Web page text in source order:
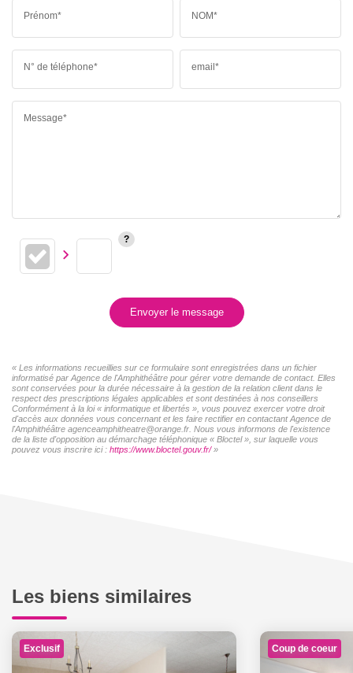
Prénom* NOM*
N° de téléphone* email*
Message*
Envoyer le message
« Les informations recueillies sur ce formulaire sont enregistrées dans un fichier
informatisé par Agence de l'Amphithéâtre pour gérer votre demande de contact. Elles
sont conservées pour la durée nécessaire à la gestion de la relation client dans le
respect des prescriptions légales applicables et sont destinées à nos conseillers
Conformément à la loi « informatique et libertés », vous pouvez exercer votre droit
d'accès aux données vous concernant et les faire rectifier en contactant Agence de
l'Amphithéâtre agenceamphitheatre@orange.fr. Nous vous informons de l'existence
de la liste d'opposition au démarchage téléphonique « Bloctel », sur laquelle vous
pouvez vous inscrire ici : https://www.bloctel.gouv.fr/»
Les biens similaires
Exclusif Coup de coeur